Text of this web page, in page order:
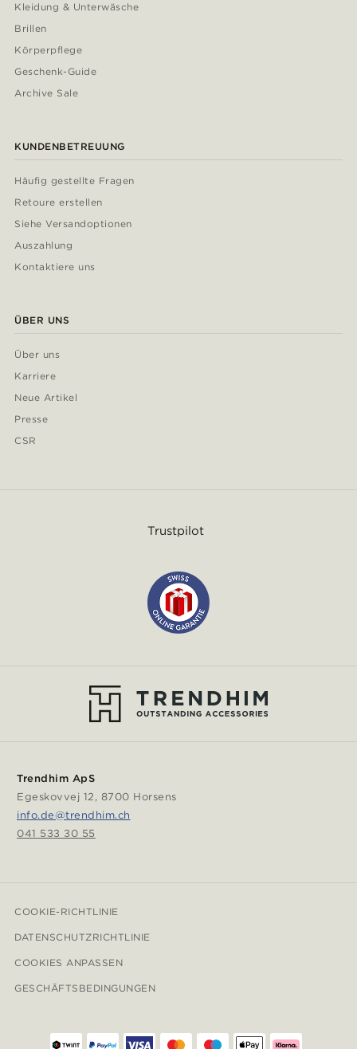
Kleidung & Unterwäsche
Brillen
Körperpflege
Geschenk-Guide
Archive Sale
KUNDENBETREUUNG
Häufig gestellte Fragen
Retoure erstellen
Siehe Versandoptionen
Auszahlung
Kontaktiere uns
ÜBER UNS
Über uns
Karriere
Neue Artikel
Presse
CSR
Trustpilot
Trendhim ApS
Egeskovvej 12, 8700 Horsens
info.de@trendhim.ch
041 533 30 55
COOKIE-RICHTLINIE
DATENSCHUTZRICHTLINIE
COOKIES ANPASSEN
GESCHÄFTSBEDINGUNGEN